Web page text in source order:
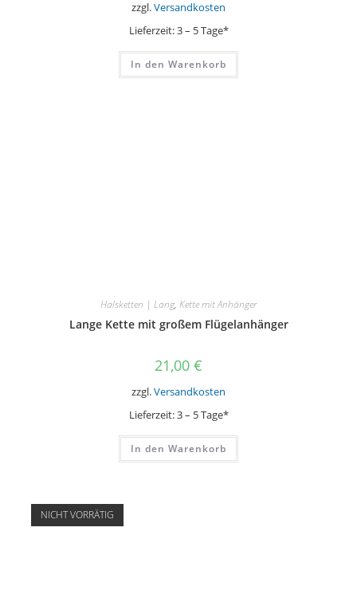
zzgl.Versandkosten
Lieferzeit:3 – 5 Tage*
In den Warenkorb
Halsketten | Lang, Kette mit Anhänger
Lange Kette mit großem Flügelanhänger
21,00 €
zzgl.Versandkosten
Lieferzeit:3 – 5 Tage*
In den Warenkorb
NICHT VORRÄTIG